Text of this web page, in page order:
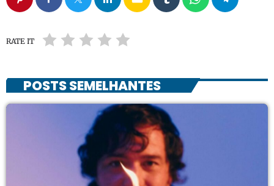
RATE IT
POSTS SEMELHANTES